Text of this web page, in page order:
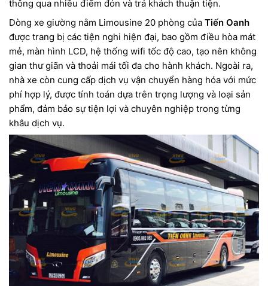
thông qua nhiều điểm đón và trả khách thuận tiện.
Dòng xe giường nằm Limousine 20 phòng của Tiến Oanh
được trang bị các tiện nghi hiện đại, bao gồm điều hòa mát
mẻ, màn hình LCD, hệ thống wifi tốc độ cao, tạo nên không
gian thư giãn và thoải mái tối đa cho hành khách. Ngoài ra,
nhà xe còn cung cấp dịch vụ vận chuyển hàng hóa với mức
phí hợp lý, được tính toán dựa trên trọng lượng và loại sản
phẩm, đảm bảo sự tiện lợi và chuyên nghiệp trong từng
khâu dịch vụ.